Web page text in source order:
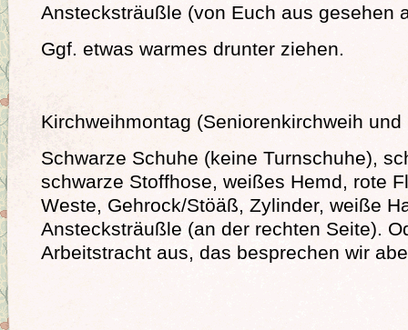
Anstecksträußle (von Euch aus gesehen
Ggf. etwas warmes drunter ziehen.
Kirchweihmontag (Seniorenkirchweih
Schwarze Schuhe (keine Turnschuhe),
schwarze Stoffhose, weißes Hemd, rote
Weste, Gehrock/Stöäß, Zylinder, weiße
Anstecksträußle (an der rechten Seite).
Arbeitstracht aus, das besprechen wir